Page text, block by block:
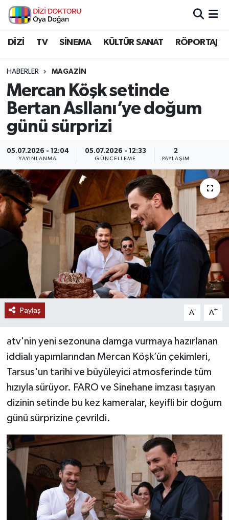
DİZİ TV SİNEMA KÜLTÜR SANAT RÖPORTAJ
HABERLER MAGAZİN
Mercan Köşk setinde
Bertan Asllanı’ye doğum
günü sürprizi
05.07.2026 - 12:04
YAYINLANMA
05.07.2026 - 12:33
GÜNCELLEME
2
PAYLAŞIM
Paylaş A- A+
atv'nin yeni sezonuna damga vurmaya hazırlanan
iddialı yapımlarından Mercan Köşk’ün çekimleri,
Tarsus'un tarihi ve büyüleyici atmosferinde tüm
hızıyla sürüyor. FARO ve Sinehane imzası taşıyan
dizinin setinde bu kez kameralar, keyifli bir doğum
günü sürprizine çevrildi.
İstanbul Nöbetçi Eczaneler
İstanbul Namaz Vakitleri
İstanbul Trafik Yoğunluk Haritası
Tüm Manşetler
Son Dakika Haberleri
Haber Arşivi